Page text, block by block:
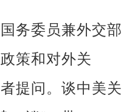
务委员兼外交部
策和对外关
提问。谈中美关